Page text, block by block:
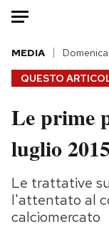
HOME
Italia
Politica
Tecnologia
Internet
Scienza
QUESTO
MEDIA
Le prime
luglio 2015
Le trattative
l'attentato al
calciomercato